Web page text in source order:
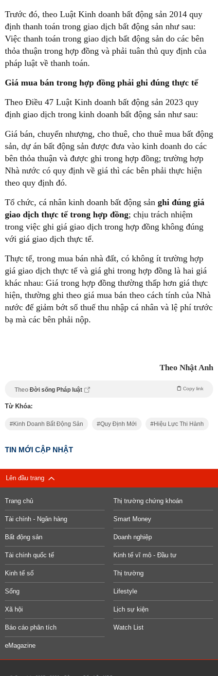
Trước đó, theo Luật Kinh doanh bất động sản 2014 quy
định thanh toán trong giao dịch bất động sản như sau:
Việc thanh toán trong giao dịch bất động sản do các bên
thỏa thuận trong hợp đồng và phải tuân thủ quy định của
pháp luật về thanh toán.
Giá mua bán trong hợp đồng phải ghi đúng thực tế
Theo Điều 47 Luật Kinh doanh bất động sản 2023 quy
định giao dịch trong kinh doanh bất động sản như sau:
Giá bán, chuyển nhượng, cho thuê, cho thuê mua bất động
sản, dự án bất động sản được đưa vào kinh doanh do các
bên thỏa thuận và được ghi trong hợp đồng; trường hợp
Nhà nước có quy định về giá thì các bên phải thực hiện
theo quy định đó.
Tổ chức, cá nhân kinh doanh bất động sản ghi đúng giá
giao dịch thực tế trong hợp đồng; chịu trách nhiệm
trong việc ghi giá giao dịch trong hợp đồng không đúng
với giá giao dịch thực tế.
Thực tế, trong mua bán nhà đất, có không ít trường hợp
giá giao dịch thực tế và giá ghi trong hợp đồng là hai giá
khác nhau: Giá trong hợp đồng thường thấp hơn giá thực
hiện, thường ghi theo giá mua bán theo cách tính của Nhà
nước để giảm bớt số thuế thu nhập cá nhân và lệ phí trước
bạ mà các bên phải nộp.
Theo Nhật Anh
Theo Đời sống Pháp luật Copy link
Từ Khóa:
Kinh Doanh Bất Động Sản Quy Định Mới Hiệu Lực Thi Hành
TIN MỚI CẬP NHẬT
Lên đầu trang
Trang chủ Thị trường chứng khoán
Tài chính - Ngân hàng Smart Money
Bất động sản Doanh nghiệp
Tài chính quốc tế Kinh tế vĩ mô - Đầu tư
Kinh tế số Thị trường
Sống Lifestyle
Xã hội Lịch sự kiện
Báo cáo phân tích Watch List
eMagazine